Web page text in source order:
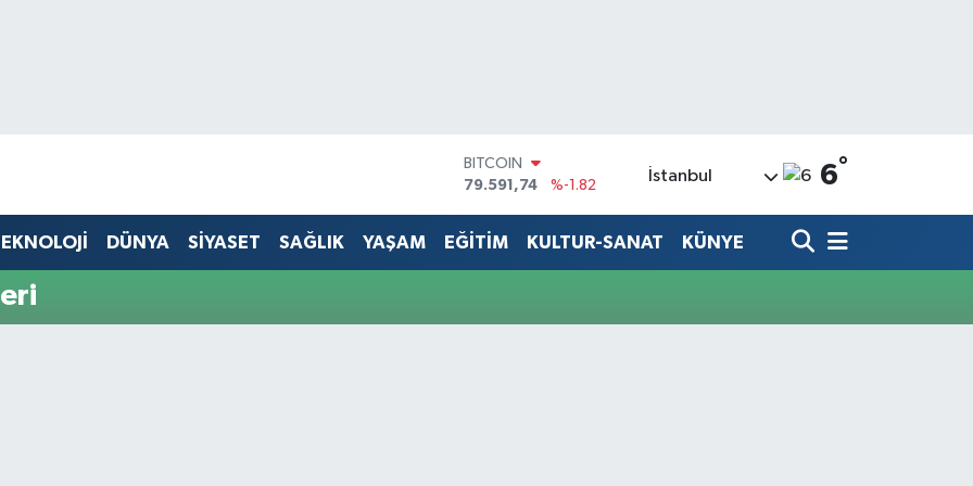
BITCOIN
79.591,74
%-1.82
45,43620
EURO
53,38690
%0.19
İstanbul 6°
DÜNYA SİYASET SAĞLIK YAŞAM EĞİTİM KULTUR-SANAT KÜNYE